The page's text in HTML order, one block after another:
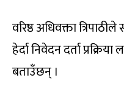
वरिष्ठ अधिवक्ता
हेर्दा निवेदन दर्ता
बताउँछन् ।